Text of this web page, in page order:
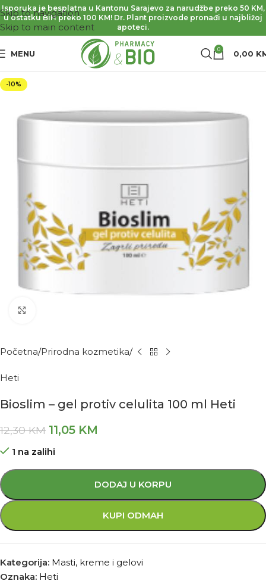
Skip to navigation
Skip to main content
Isporuka je besplatna u Kantonu Sarajevo za narudžbe preko 50 KM,
u ostatku BiH preko 100 KM! Dr. Plant proizvode pronađi u najbližoj
apoteci.
MENU 0 0,00
-10%
Početna Prirodna kozmetika
Heti
Bioslim – gel protiv celulita 100 ml Heti
12,30KM 11,05 KM
1 na zalihi
DODAJ U KORPU
KUPI ODMAH
Kategorija: Masti, kreme i gelovi
Oznaka: Heti